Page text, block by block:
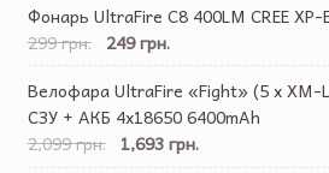
Фонарь UltraFire C8 400LM CREE XP-
299 грн.
249 грн.
Велофара UltraFire «Fight» (5 x XM-
СЗУ + АКБ 4х18650 6400mAh
2,099 грн.
1,693 грн.